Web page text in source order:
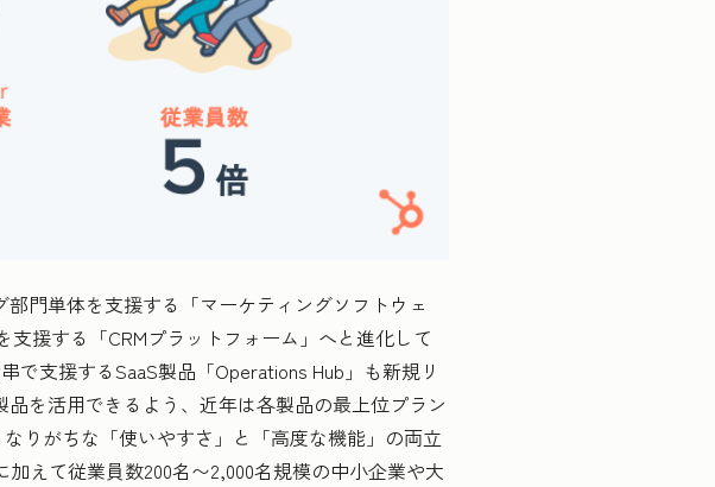
門単体を支援する「マーケティングソフトウェ
援する「CRMプラットフォーム」へと進化して
で支援するSaaS製品「Operations Hub」も新規リ
を活用できるよう、近年は各製品の最上位プラン
りがちな「使いやすさ」と「高度な機能」の両立
えて従業員数200名〜2,000名規模の中小企業や大